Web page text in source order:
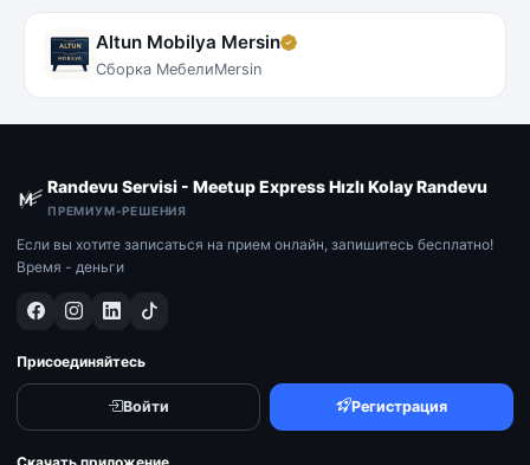
Altun Mobilya Mersin
Сборка МебелиMersin
Randevu Servisi - Meetup Express Hızlı Kolay Randevu
ПРЕМИУМ-РЕШЕНИЯ
Если вы хотите записаться на прием онлайн, запишитесь бесплатно!
Время - деньги
Присоединяйтесь
Войти Регистрация